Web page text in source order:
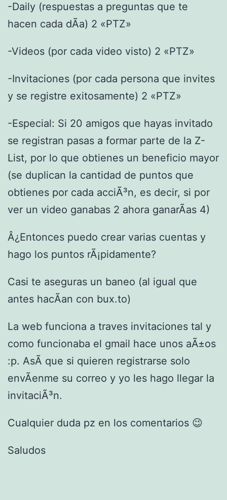
-Daily (respuestas a preguntas que te
hacen cada dÃ­a) 2 «PTZ»
-Videos (por cada video visto) 2 «PTZ»
-Invitaciones (por cada persona que invites
y se registre exitosamente) 2 «PTZ»
-Especial: Si 20 amigos que hayas invitado
se registran pasas a formar parte de la Z-
List, por lo que obtienes un beneficio mayor
(se duplican la cantidad de puntos que
obtienes por cada acciÃ³n, es decir, si por
ver un video ganabas 2 ahora ganarÃ­as 4)
Â¿Entonces puedo crear varias cuentas y
hago los puntos rÃ¡pidamente?
Casi te aseguras un baneo (al igual que
antes hacÃ­an con bux.to)
La web funciona a traves invitaciones tal y
como funcionaba el gmail hace unos aÃ±os
:p. AsÃ­ que si quieren registrarse solo
envÃ­enme su correo y yo les hago llegar la
invitaciÃ³n.
Cualquier duda pz en los comentarios 😉
Saludos